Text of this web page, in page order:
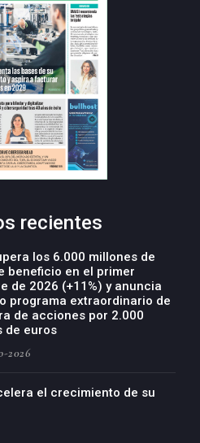
recientes
los 6.000 millones de
beneficio en el primer
de 2026 (+11%) y anuncia
programa extraordinario de
de acciones por 2.000
de euros
2026
el crecimiento de su
presente en siete